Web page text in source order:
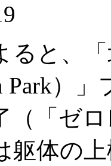
ると、
Park）
（「ゼ
躯体の